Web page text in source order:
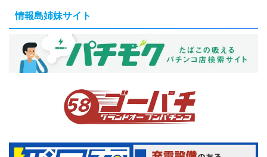
情報島姉妹サイト